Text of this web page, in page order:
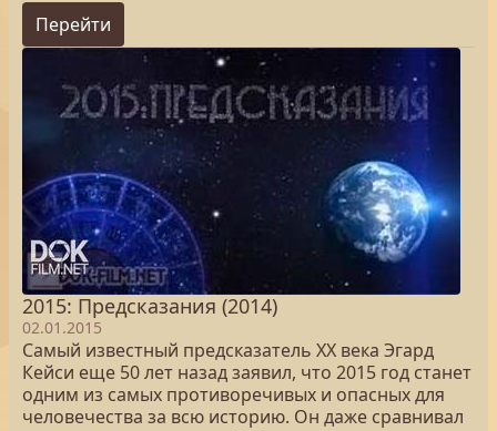
Перейти
2015: Предсказания (2014)
02.01.2015
Самый известный предсказатель XX века Эгард
Кейси еще 50 лет назад заявил, что 2015 год станет
одним из самых противоречивых и опасных для
человечества за всю историю. Он даже сравнивал